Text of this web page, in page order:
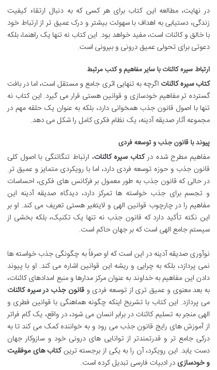
در نهایت، مطالعه این کتاب برای هر کسی که به دنبال ارتقاء کیفیت
زندگی، دستیابی به اهداف با سهولت بیشتر و درک عمیق تر از ارتباط خود
با خالق و کائنات است، مفید خواهد بود. این کتاب نه تنها یک راهنما، بلکه
دعوتی برای تحولی عمیق درونی و بیرونی است.
ارتباط سیره کائنات با سایر مفاهیم و کتب مرتبط
کتاب سیره کائنات اگرچه به تنهایی اثری جامع و مستقل است، اما در بافت
گسترده تر مفاهیم خودسازی و قوانین هستی قرار می گیرد. این کتاب نه
تنها با اصول قانون جذب همخوانی دارد، بلکه به عنوان یک حلقه مهم در
مجموعه آثار صدیقه آدینه، یک نظام فکری کامل را شکل می دهد.
پیوند با قانون جذب و توسعه فردی
مفاهیم مطرح شده درکتاب سیره کائنات، ارتباط تنگاتنگی با اصول کلی
قانون جذب و حوزه توسعه فردی دارد، اما با رویکردی متمایز و عمیق تر.
در حالی که قانون جذب به طور معمول بر فرکانس های فکری، احساسات
و تجسم برای جذب خواسته ها تمرکز دارد، دیدگاه صدیقه آدینه این
مفاهیم را در چارچوب قوانین الهی و لایتغیر هستی تعریف می کند. او بر
این نکته تأکید دارد که قانون جذب نه تنها یک تکنیک، بلکه بخشی از
سیستم جامع الهی است که بر جهان حاکم است.
نوآوری صدیقه آدینه در این است که او صرفاً به چگونگی جذب خواسته ها
نمی پردازد، بلکه به چرایی و ریشه این قوانین اشاره می کند. او با پیوند
دادن این مفاهیم به خداوند به عنوان مرکز مدارها و منبع امدادهای کائنات،
به بعد معنوی و عمیق تری از توسعه فردی وقانون جذب در سیره کائنات
می پردازد. این کتاب با تشریح اینکه چگونه هماهنگی با قوانین فطری و
الهی منجر به تسلیم کائنات در برابر انسان می شود، در واقع، یک گام فراتر
از آموزش های رایج قانون جذب می رود و به خواننده کمک می کند تا به
درکی جامع تر و قدرتمندتر از توانایی های درونی خود و سازوکار جهان
دست یابد. این رویکرد، آن را به یکی از برجسته ترینکتاب های موفقیت
و خودسازی در ادبیات فارسی تبدیل کرده است.